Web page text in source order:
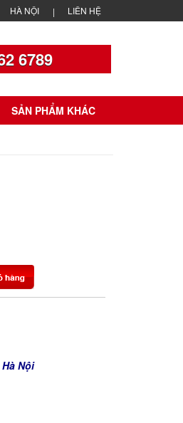
HÀ NỘI LIÊN HỆ
6789
SẢN PHẨM KHÁC
Nội